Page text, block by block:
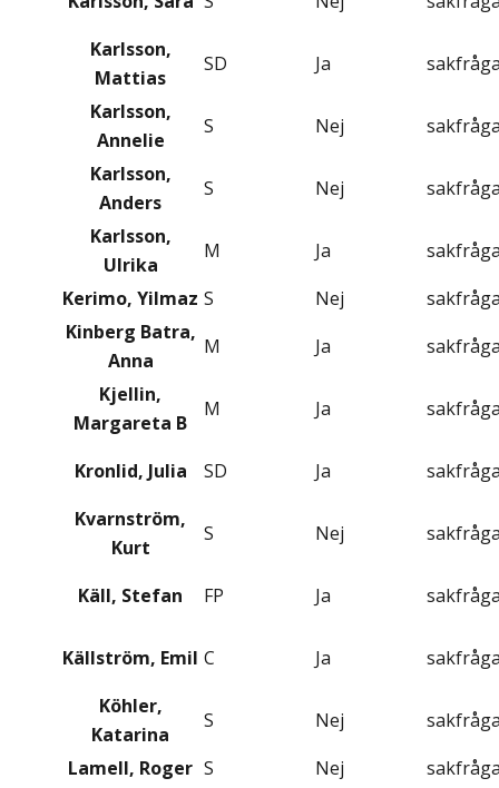
Karlsson,
Mattias
SD Ja
Karlsson,
Annelie
S Nej
Karlsson,
Anders
S Nej
Karlsson,
Ulrika
M Ja
Kerimo, Yilmaz S Nej
Kinberg Batra,
Anna
M Ja
Kjellin,
Margareta B
M Ja
Kronlid, Julia SD Ja
Kvarnström,
Kurt
S Nej
Käll, Stefan FP Ja
Källström, Emil C Ja
Köhler,
Katarina
S Nej
Lamell, Roger S Nej